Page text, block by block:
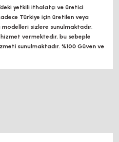
yetkili ithalatçı ve üretici
Türkiye için üretilen veya
sizlere sunulmaktadır.
vermektedir. bu sebeple
sunulmaktadır. %100 Güven ve